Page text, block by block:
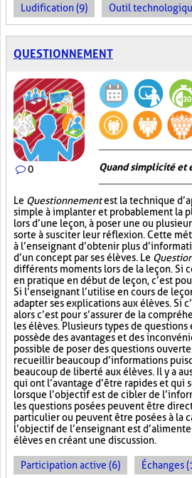
Ludification (9) Outil
QUESTIONNEMENT
0 Quand simplicité et
Le Questionnementest la technique
simple à implanter et probablement la
lors d’une leçon, à poser une ou
sorte à susciter leur réflexion. Cette
à l’enseignant d’obtenir plus
d’un concept par ses élèves. Le
différents moments lors de la leçon. Si
en pratique en début de leçon, c’est
Si l’enseignant l’utilise en cours de
adapter ses explications aux élèves. Si
alors c’est pour s’assurer de la
les élèves. Plusieurs types de
possède des avantages et des
possible de poser des questions
recueillir beaucoup d’informations
beaucoup de liberté aux élèves. Il y a
qui ont l’avantage d’être rapides et
lorsque l’objectif est de cibler de
les questions posées peuvent être
particulier ou peuvent être posées à la
l’objectif de l’enseignant est
élèves en créant une discussion.
Participation active (6) Échanges